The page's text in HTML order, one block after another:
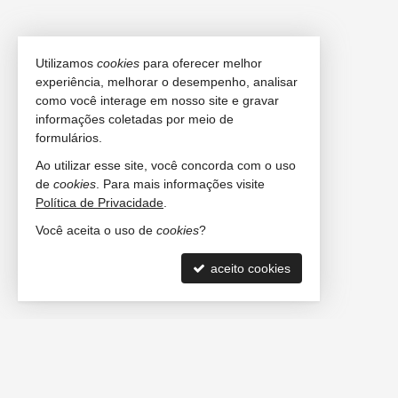
Utilizamos cookies para oferecer melhor
experiência, melhorar o desempenho, analisar
como você interage em nosso site e gravar
informações coletadas por meio de
formulários.
Ao utilizar esse site, você concorda com o uso
de cookies . Para mais informações visite
Política de Privacidade
Você aceita o uso de cookies?
aceito cookies